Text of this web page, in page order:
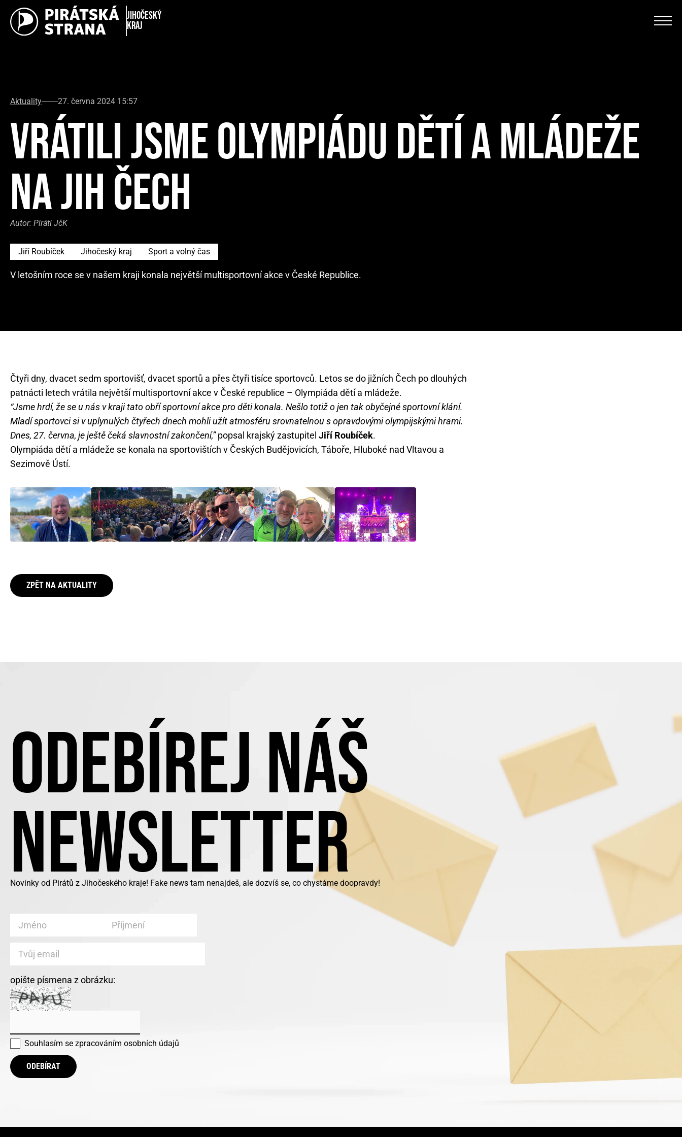
Jihočeský
kraj
Aktuality 27. června 2024 15:57
VRÁTILI JSME OLYMPIÁDU DĚTÍ A MLÁDEŽE
NA JIH ČECH
Autor: Piráti JčK
Jiří Roubíček Jihočeský kraj Sport a volný čas
V letošním roce se v našem kraji konala největší multisportovní akce v České Republice.
Čtyři dny, dvacet sedm sportovišť, dvacet sportů a přes čtyři tisíce sportovců. Letos se do jižních Čech po dlouhých
patnácti letech vrátila největší multisportovní akce v České republice – Olympiáda dětí a mládeže.
“Jsme hrdí, že se u nás v kraji tato obří sportovní akce pro děti konala. Nešlo totiž o jen tak obyčejné sportovní klání.
Mladí sportovci si v uplynulých čtyřech dnech mohli užít atmosféru srovnatelnou s opravdovými olympijskými hrami.
Dnes, 27. června, je ještě čeká slavnostní zakončení,”popsal krajský zastupitel Jiří Roubíček.
Olympiáda dětí a mládeže se konala na sportovištích v Českých Budějovicích, Táboře, Hluboké nad Vltavou a
Sezimově Ústí.
ZPĚT NA AKTUALITY
ODEBÍREJ NÁŠ
NEWSLETTER
Novinky od Pirátů z Jihočeského kraje! Fake news tam nenajdeš, ale dozvíš se, co chystáme doopravdy!
opište písmena z obrázku:
Souhlasím se zpracováním osobních údajů
ODEBÍRAT